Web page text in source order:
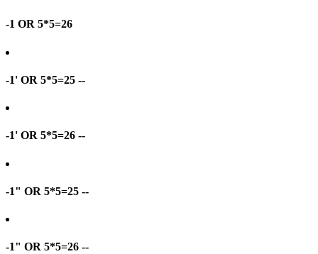
-1 OR 5*5=26
-1' OR 5*5=25 --
-1' OR 5*5=26 --
-1" OR 5*5=25 --
-1" OR 5*5=26 --